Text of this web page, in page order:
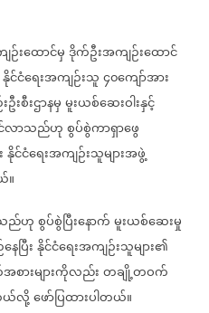
ဉ်းထောင်မှဒိုက်ဦးအကျဉ်းထောင်
နိုင်ငံရေးအကျဉ်းသူ၄၀ကျော်အား
းစီးဌာနမှမူးယစ်ဆေးဝါးနှင့်
လာသည်ဟုစွပ်စွဲကာရှာဖွေ
နိုင်ငံရေးအကျဉ်းသူများအဖွဲ့
။
ည်ဟုစွပ်စွဲပြီးနောက်မူးယစ်ဆေးမှု
ေပြီးနိုင်ငံရေးအကျဉ်းသူများ၏
ားများကိုလည်းတချို့တဝက်
ယ်လို့ဖော်ပြထားပါတယ်။